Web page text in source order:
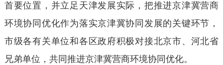
首要位置，并立足天津发展实际，把推进京津冀营商
环境协同优化作为落实京津冀协同发展的关键环节，
市级各有关单位和各区政府积极对接北京市、河北省
兄弟单位，共同推进京津冀营商环境协同优化。